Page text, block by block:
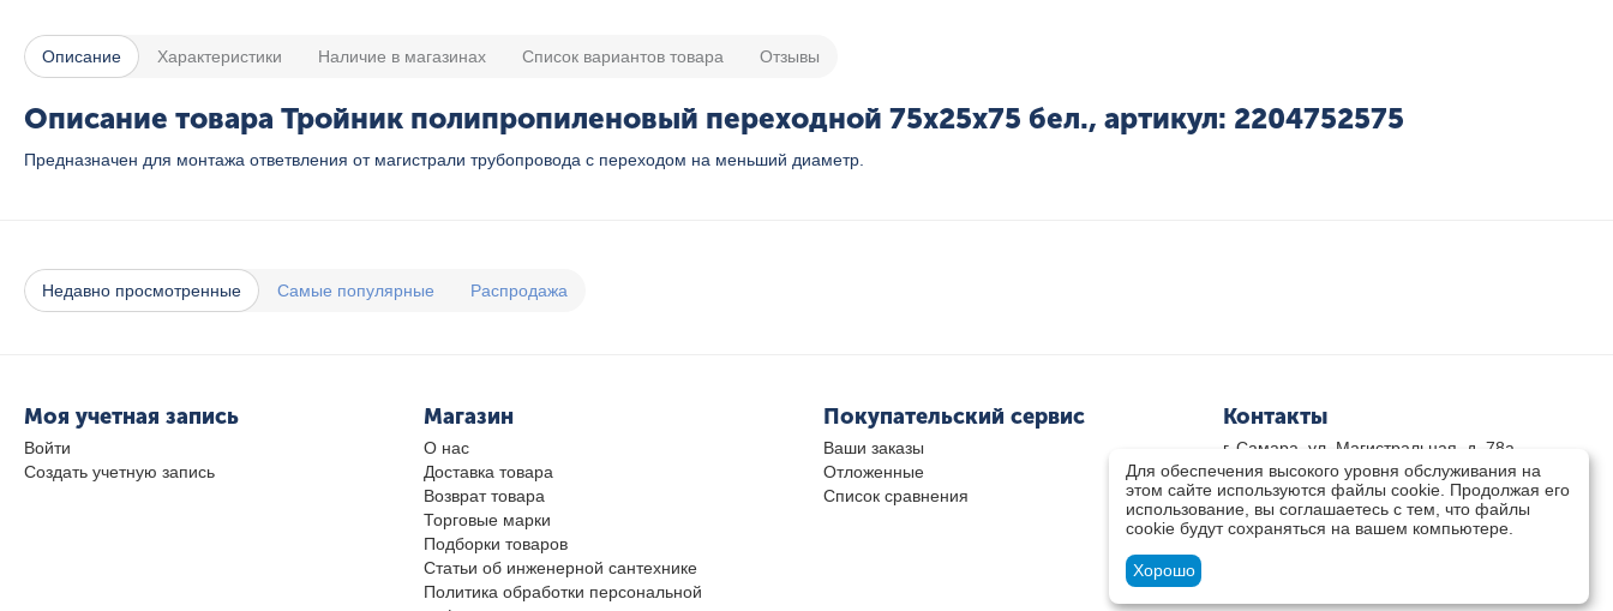
Описание Характеристики Наличие в магазинах Список вариантов товара Отзывы
Описание товара Тройник полипропиленовый переходной 75х25х75 бел., артикул: 2204752575
Предназначен для монтажа ответвления от магистрали трубопровода с переходом на меньший диаметр.
Недавно просмотренные Самые популярные Распродажа
Моя учетная запись
Войти
Создать учетную запись
Магазин
О нас
Доставка товара
Возврат товара
Торговые марки
Подборки товаров
Статьи об инженерной сантехнике
Политика обработки персональной
Покупательский сервис
Ваши заказы
Отложенные
Список сравнения
Контакты
г. Самара, ул. Магистральная, д. 78а
8 800-333-33-79(звонок бесплатный)
8(846)-211-03-15
Пн-Пт 8.30 - 17.30 Сб 9.00 - 16.00
zakaz@teplocity.com
Для обеспечения высокого уровня обслуживания на
этом сайте используются файлы cookie. Продолжая его
использование, вы соглашаетесь с тем, что файлы
cookie будут сохраняться на вашем компьютере.
Хорошо